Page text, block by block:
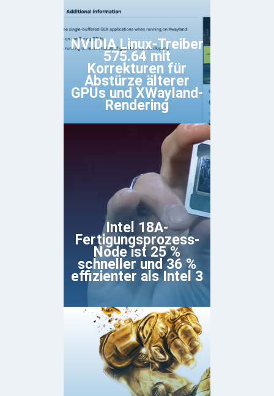
NVIDIA Linux-Treiber
575.64 mit
Korrekturen für
Abstürze älterer
GPUs und XWayland-
Rendering
Intel 18A-
Fertigungsprozess-
Node ist 25 %
schneller und 36 %
effizienter als Intel 3